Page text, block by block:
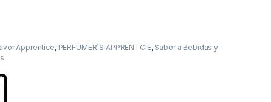
Apprentice, PERFUMER´S APPRENTCIE, Sabor a Bebidas y